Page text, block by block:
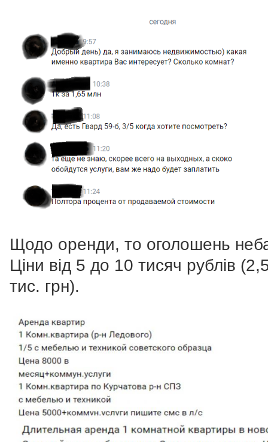
Щодо оренди, то оголошень
Ціни від 5 до 10 тисяч рублів
тис. грн).